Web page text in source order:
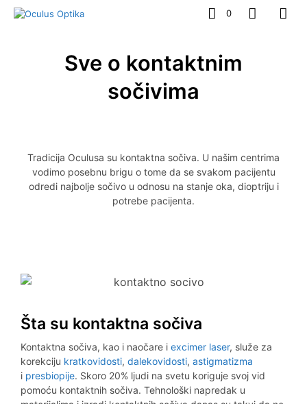
0
Sve o kontaktnim
sočivima
Tradicija Oculusa su kontaktna sočiva. U našim centrima
vodimo posebnu brigu o tome da se svakom pacijentu
odredi najbolje sočivo u odnosu na stanje oka, dioptriju i
potrebe pacijenta.
Šta su kontaktna sočiva
Kontaktna sočiva, kao i naočare i excimer laser, služe za
korekciju kratkovidosti, dalekovidosti, astigmatizma
i presbiopije. Skoro 20% ljudi na svetu koriguje svoj vid
pomoću kontaktnih sočiva. Tehnološki napredak u